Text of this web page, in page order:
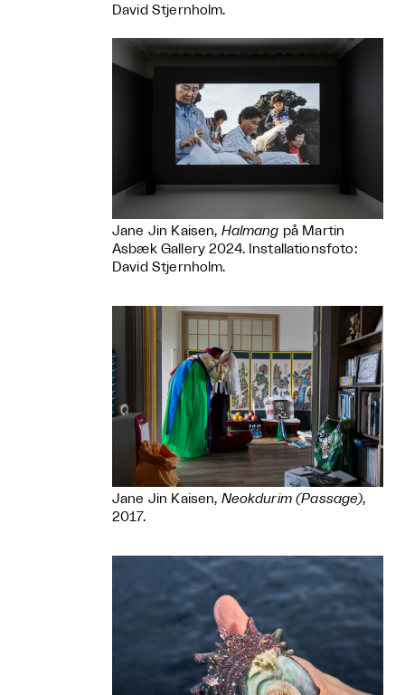
David Stjernholm.
Jane Jin Kaisen, Halmang på Martin
Asbæk Gallery 2024. Installationsfoto:
David Stjernholm.
Jane Jin Kaisen, Neokdurim (Passage),
2017.